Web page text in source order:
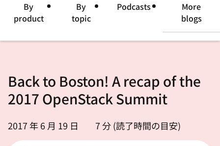
語
て
だ
By
product
By
topic
Podcasts
More
blogs
Back to Boston! A recap of the
2017 OpenStack Summit
2017 年 6 月 19 日 7分 (読了時間の目安)